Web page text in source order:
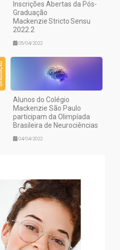
Inscrições Abertas da Pós-
Graduação
Mackenzie Stricto Sensu
2022.2
05/04/2022
Alunos do Colégio
Mackenzie São Paulo
participam da Olimpíada
Brasileira de Neurociências
04/04/2022